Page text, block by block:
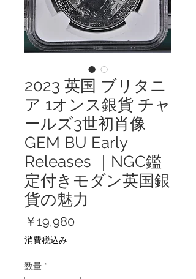
2023 英国 ブリタニ
ア 1オンス銀貨 チャ
ールズ3世初肖像
GEM BU Early
Releases ｜NGC鑑
定付きモダン英国銀
貨の魅力
￥19,980
消費税込み
数量 *